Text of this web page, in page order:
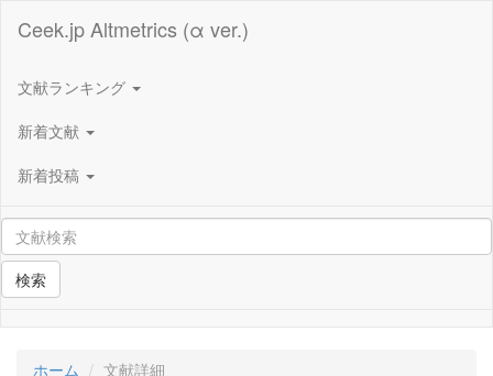
Ceek.jp Altmetrics (α ver.)
文献ランキング
新着文献
新着投稿
検索
ホーム 文献詳細